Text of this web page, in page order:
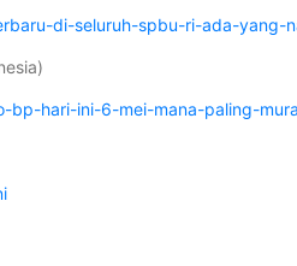
di-seluruh-spbu-ri-ada-yang-
hari-ini-6-mei-mana-paling-